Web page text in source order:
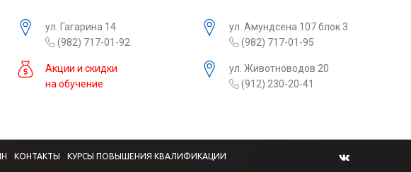
ул. Гагарина 14
(982) 717-01-92
ул. Амундсена 107 блок 3
(982) 717-01-95
Акции и скидки
на обучение
ул. Животноводов 20
(912) 230-20-41
КОНТАКТЫ КУРСЫ ПОВЫШЕНИЯ КВАЛИФИКАЦИИ